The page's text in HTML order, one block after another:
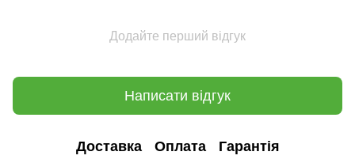
Додайте перший відгук
Написати відгук
Доставка Оплата Гарантія